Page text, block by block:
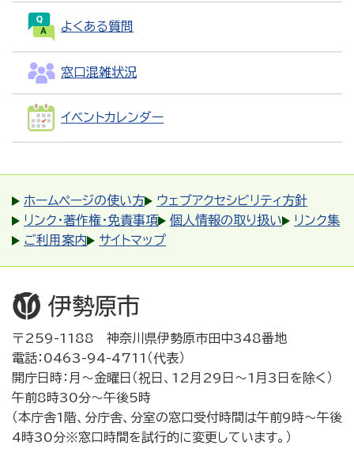
よくある質問
窓口混雑状況
イベントカレンダー
ホームページの使い方
ウェブアクセシビリティ方針
リンク・著作権・免責事項
個人情報の取り扱い
リンク集
ご利用案内
サイトマップ
〒259-1188 神奈川県伊勢原市田中348番地
電話：0463-94-4711（代表）
開庁日時：月～金曜日（祝日、12月29日～1月3日を除く）
午前8時30分～午後5時
（本庁舎1階、分庁舎、分室の窓口受付時間は午前9時～午後
4時30分※窓口時間を試行的に変更しています。）